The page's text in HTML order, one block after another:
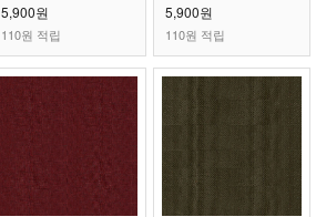
5,900원
110원 적립
5,900원
110원 적립